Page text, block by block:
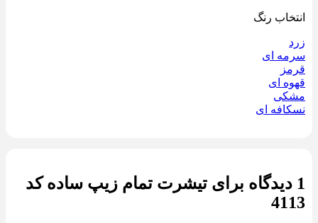
انتخاب رنگ
زرد
سرمه ای
قرمز
قهوه ای
مشکی
نسکافه ای
1 دیدگاه برای
تیشرت تمام زیپ ساده کد
4113